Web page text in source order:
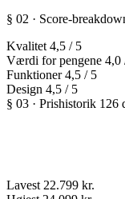
§ 02 · Score-
Kvalitet 4,5 / 5
Værdi for pengene 4,0
Funktioner 4,5 / 5
Design 4,5 / 5
§ 03 · Prishistorik 126
Lavest 22.799 kr.